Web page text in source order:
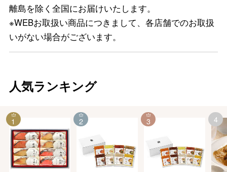
離島を除く全国にお届けいたします。
※WEBお取扱い商品につきまして、各店舗でのお取扱
いがない場合がございます。
人気ランキング
1 2 3 4